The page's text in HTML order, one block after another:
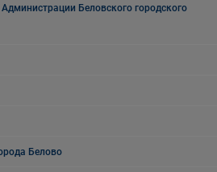
Беловского городского
Белово